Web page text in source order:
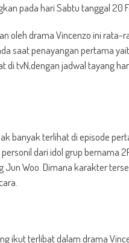
pada hari Sabtu tanggal 20
oleh drama Vincenzo ini
saat penayangan pertama
di tvN,dengan jadwal tayang
banyak terlihat di episode
dari idol grup bernama
Woo. Dimana karakter
ikut terlibat dalam drama